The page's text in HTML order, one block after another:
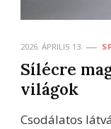
2026. ÁPRILIS 13.
Sílécre
világok
Csodálatos